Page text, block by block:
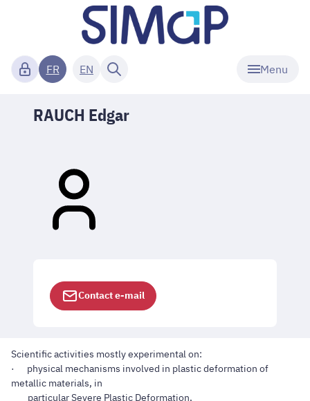
Menu
FR EN
RAUCH Edgar
Contact e-mail
Scientific activities mostly experimental on:
·
physical mechanisms involved in plastic deformation of
metallic materials, in
particular Severe Plastic Deformation,